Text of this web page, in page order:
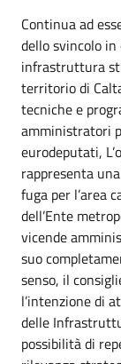
Continua ad
dello svincolo
infrastruttura
territorio di
tecniche e
amministratori
eurodeputati,
rappresenta
fuga per l’area
dell’Ente
vicende
suo
senso, il
l’intenzione di
delle
possibilità di